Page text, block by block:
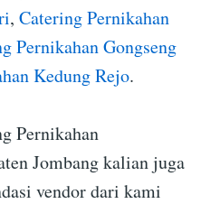
, Catering Pernikahan
Pernikahan Gongseng
Kedung Rejo.
Pernikahan
Jombang kalian juga
vendor dari kami